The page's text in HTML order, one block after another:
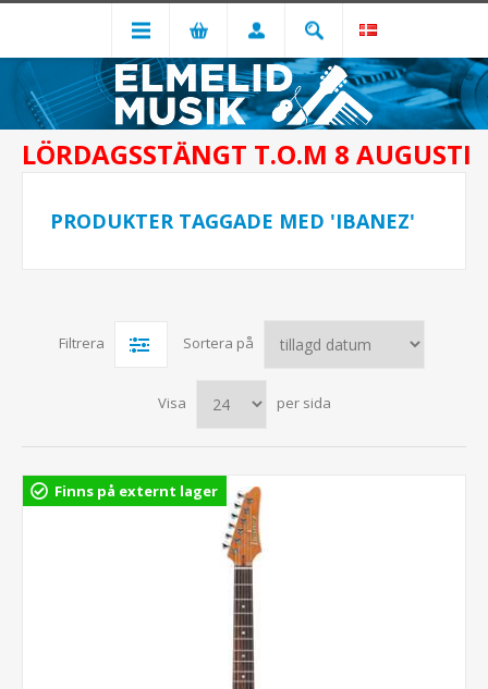
LÖRDAGSSTÄNGT T.O.M 8 AUGUSTI
PRODUKTER TAGGADE MED 'IBANEZ'
Filtrera Sortera på
Visa per sida
Finns på externt lager